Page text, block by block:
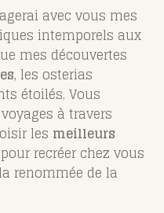
avec vous mes
intemporels aux
mes découvertes
, les osterias
étoilés. Vous
à travers
les meilleurs
recréer chez vous
renommée de la